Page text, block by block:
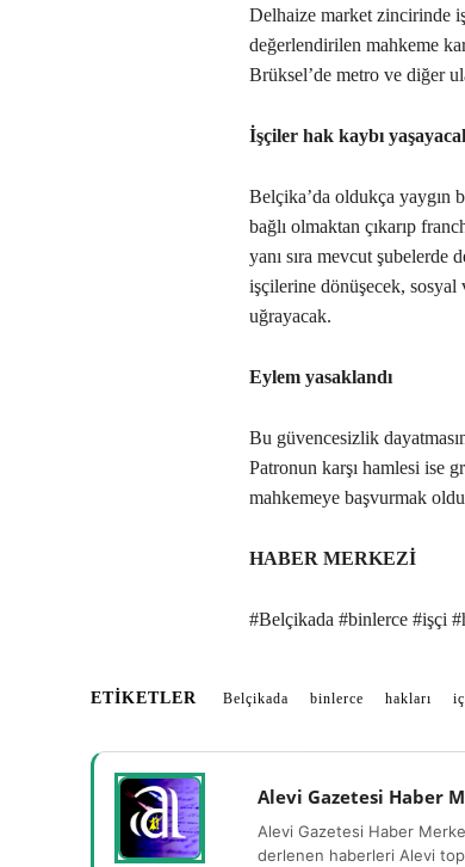
Delhaize market zincirinde
değerlendirilen mahkeme
Brüksel’de metro ve diğer
İşçiler hak kaybı
Belçika’da oldukça yaygın
bağlı olmaktan çıkarıp
yanı sıra mevcut şubelerde
işçilerine dönüşecek, sosyal
uğrayacak.
Eylem yasaklandı
Bu güvencesizlik
Patronun karşı hamlesi ise
mahkemeye başvurmak
HABER MERKEZİ
#Belçikada #binlerce #işçi
ETIKETLER Belçikada binlerce hakları
Alevi Gazetesi Haber
Alevi Gazetesi Haber
derlenen haberleri Alevi